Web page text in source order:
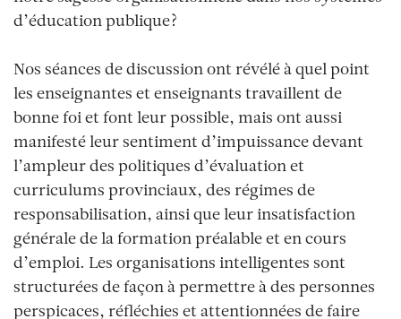
d’éducation publique?
Nos séances de discussion ont révélé à quel point
les enseignantes et enseignants travaillent de
bonne foi et font leur possible, mais ont aussi
manifesté leur sentiment d’impuissance devant
l’ampleur des politiques d’évaluation et
curriculums provinciaux, des régimes de
responsabilisation, ainsi que leur insatisfaction
générale de la formation préalable et en cours
d’emploi. Les organisations intelligentes sont
structurées de façon à permettre à des personnes
perspicaces, réfléchies et attentionnées de faire